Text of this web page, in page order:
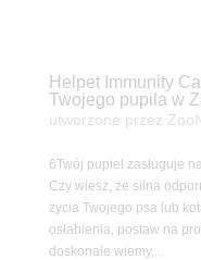
Helpet Immunity
Twojego pupila w
utworzone przez
6Twój pupiel zasługuje
Czy wiesz, że silna
życia Twojego psa lub
osłabienia, postaw na
doskonale wiemy,...